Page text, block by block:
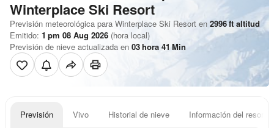
Winterplace Ski Resort
Previsión meteorológica para Winterplace Ski Resort en 2996ft altitud
Emitido: 1 pm 08 Aug 2026 (hora local)
Previsión de nieve actualizada en 03hora 41 Min
Previsión Vivo Historial de nieve Información del resort